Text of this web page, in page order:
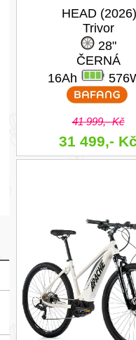
HEAD (2026)
Trivor
28"
ČERNÁ
16Ah
41 999,- Kč
31 499,-